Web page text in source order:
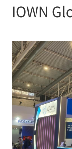
IOWN